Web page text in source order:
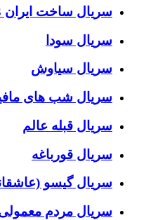
سریال ساخت ایران 3
سریال سودا
سریال سیاوش
سریال شب های
سریال قبله عالم
سریال قورباغه
سریال گیسو (عاشقانه
سریال مردم